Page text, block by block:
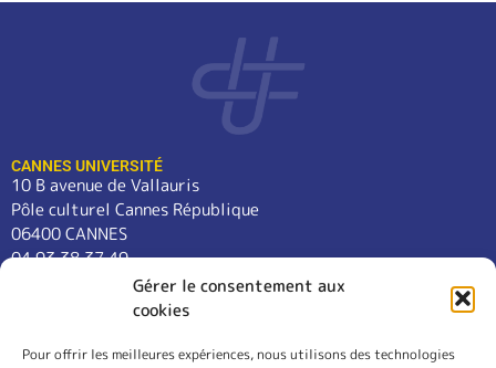
Gérer le consentement aux
cookies
Pour offrir les meilleures expériences, nous utilisons des technologies
CANNES UNIVERSITÉ
10 B avenue de Vallauris
Pôle culturel Cannes République
06400 CANNES
04 93 38 37 49
contact@cannes-universite.fr
COURS